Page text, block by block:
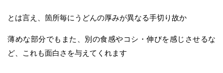
とは言え、箇所毎にうどんの厚みが異なる手切り故か
薄めな部分でもまた、別の食感やコシ・伸びを感じさせるな
ど、これも面白さを与えてくれます